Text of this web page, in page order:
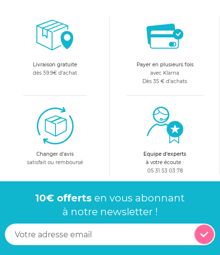
débit de boisson, ou encore une texture particulière qui
permet à la tétine de servir de transition après l'allaitement,
pour accompagner bébé en douceur.
Livraison gratuite
dès 59.9€ d'achat
Payer en plusieurs fois
avec Klarna
Dès 35 € d'achats
Changer d'avis
satisfait ou remboursé
Equipe d'experts
à votre écoute :
05 31 53 03 78
10€ offerts en vous abonnant
à notre newsletter !